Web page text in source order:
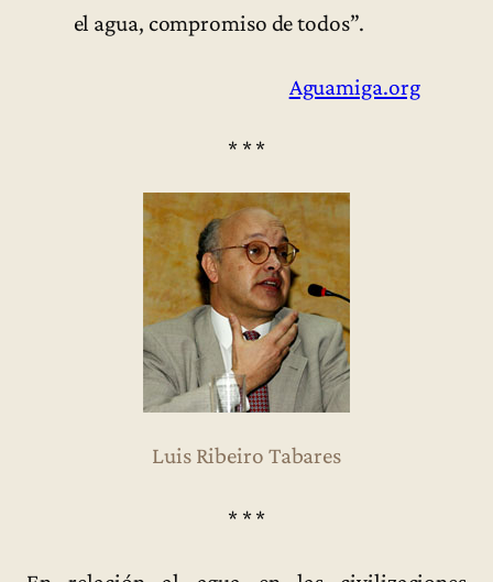
el agua, compromiso de todos”.
Aguamiga.org
* * *
Luis Ribeiro Tabares
* * *